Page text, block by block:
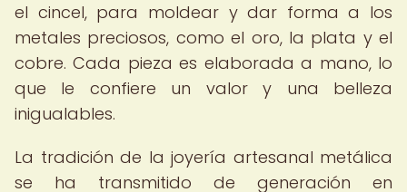
el cincel, para moldear y dar forma a los
metales preciosos, como el oro, la plata y el
cobre. Cada pieza es elaborada a mano, lo
que le confiere un valor y una belleza
inigualables.
La tradición de la joyería artesanal metálica
se ha transmitido de generación en